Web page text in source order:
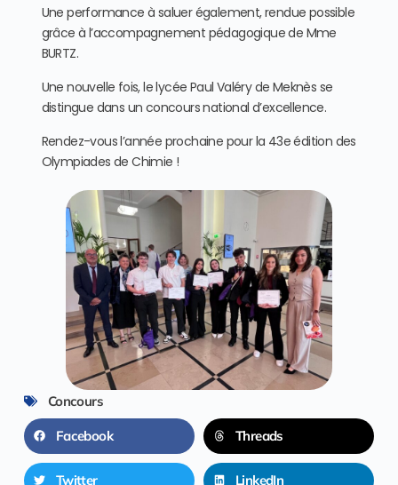
Une performance à saluer également, rendue possible
grâce à l’accompagnement pédagogique de Mme
BURTZ.
Une nouvelle fois, le lycée Paul Valéry de Meknès se
distingue dans un concours national d’excellence.
Rendez-vous l’année prochaine pour la 43e édition des
Olympiades de Chimie !
Concours
Facebook Threads
Twitter LinkedIn